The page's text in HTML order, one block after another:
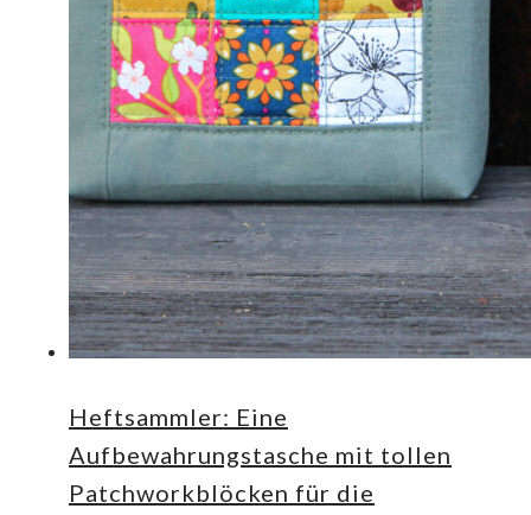
Heftsammler: Eine
Aufbewahrungstasche mit tollen
Patchworkblöcken für die